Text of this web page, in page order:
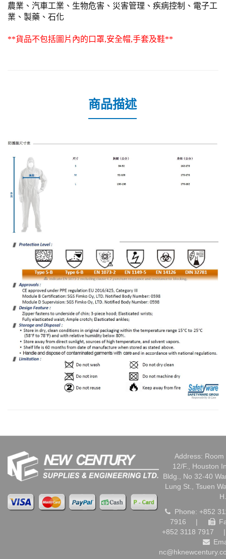
農業、汽車工業、生物危害、災害管理、疾病控制、電子工
業、製藥、石化
**貨品不包括圖片內的口罩,安全帽,手套及鞋**
商品描述
Address: Room
12/F., Houston
Bldg., No 32-40
Lung St., Tsuen
Phone: +852
7916
|
+852 3118 7917
|